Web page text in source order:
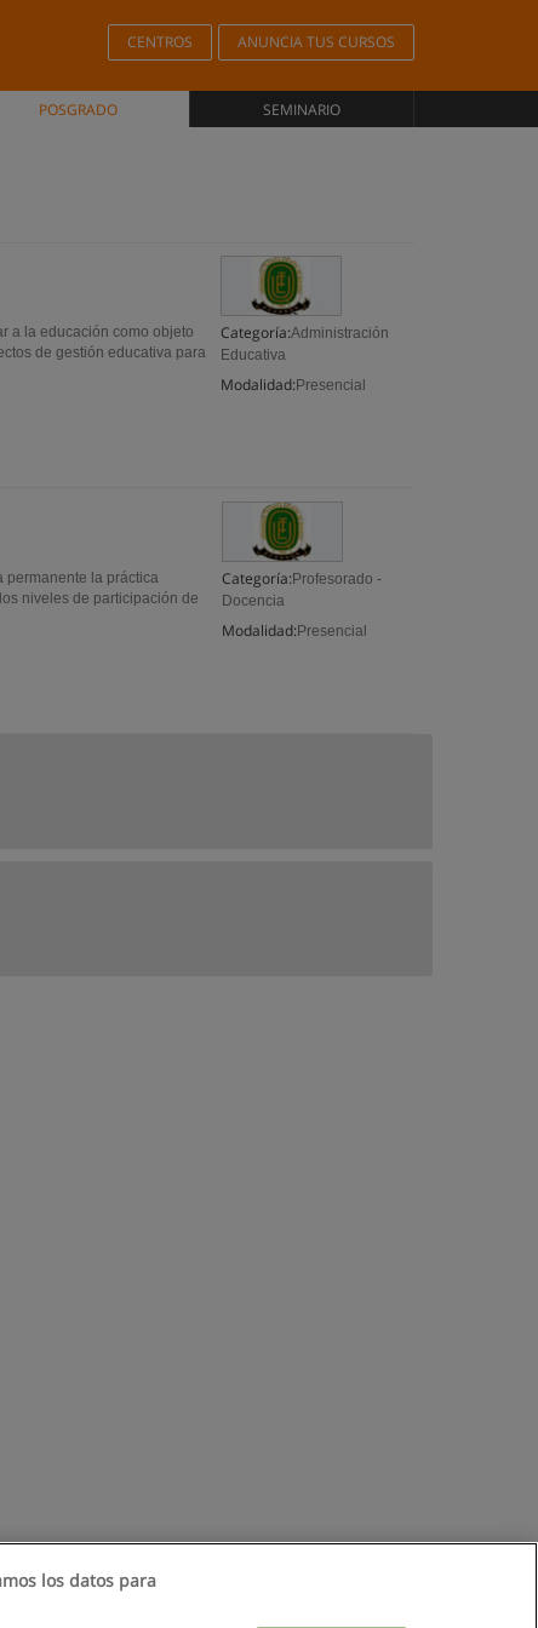
CENTROS ANUNCIA TUS CURSOS
POSGRADO SEMINARIO
Categoría:Administración
Educativa
Modalidad: Presencial
a la educación como objeto
de gestión educativa para
Categoría: Profesorado -
Docencia
Modalidad: Presencial
permanente la práctica
niveles de participación de
los datos para